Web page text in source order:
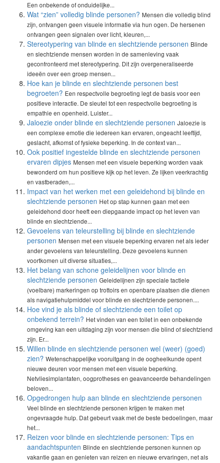
Een onbekende of onduidelijke...
Wat “zien” volledig blinde personen? Mensen die volledig blind
zijn, ontvangen geen visuele informatie via hun ogen. De hersenen
ontvangen geen signalen over licht, kleuren,...
Stereotypering van blinde en slechtziende personen Blinde
en slechtziende mensen worden in de samenleving vaak
geconfronteerd met stereotypering. Dit zijn overgeneraliseerde
ideeën over een groep mensen...
Hoe kan je blinde en slechtziende personen best
begroeten? Een respectvolle begroeting legt de basis voor een
positieve interactie. De sleutel tot een respectvolle begroeting is
empathie en openheid. Luister...
Jaloezie onder blinde en slechtziende personen Jaloezie is
een complexe emotie die iedereen kan ervaren, ongeacht leeftijd,
geslacht, afkomst of fysieke beperking. In de context van...
Ook positief ingestelde blinde en slechtziende personen
ervaren dipjes Mensen met een visuele beperking worden vaak
bewonderd om hun positieve kijk op het leven. Ze lijken veerkrachtig
en vastberaden,...
Impact van het werken met een geleidehond bij blinde en
slechtziende personen Het op stap kunnen gaan met een
geleidehond door heeft een diepgaande impact op het leven van
blinde en slechtziende...
Gevoelens van teleurstelling bij blinde en slechtziende
personen Mensen met een visuele beperking ervaren net als ieder
ander gevoelens van teleurstelling. Deze gevoelens kunnen
voortkomen uit diverse situaties,...
Het belang van schone geleidelijnen voor blinde en
slechtziende personen Geleidelijnen zijn speciale tactiele
(voelbare) markeringen op trottoirs en openbare plaatsen die dienen
als navigatiehulpmiddel voor blinde en slechtziende personen....
Hoe vind je als blinde of slechtziende een toilet op
onbekend terrein? Het vinden van een toilet in een onbekende
omgeving kan een uitdaging zijn voor mensen die blind of slechtziend
zijn. Er...
Willen blinde en slechtziende personen wel (weer) (goed)
zien? Wetenschappelijke vooruitgang in de oogheelkunde opent
nieuwe deuren voor mensen met een visuele beperking.
Netvliesimplantaten, oogprotheses en geavanceerde behandelingen
beloven...
Opgedrongen hulp aan blinde en slechtziende personen
Veel blinde en slechtziende personen krijgen te maken met
ongevraagde hulp. Dat gebeurt vaak met de beste bedoelingen, maar
het...
Reizen voor blinde en slechtziende personen: Tips en
aandachtspunten Blinde en slechtziende personen kunnen op
vakantie gaan en genieten van reizen en nieuwe ervaringen, net als